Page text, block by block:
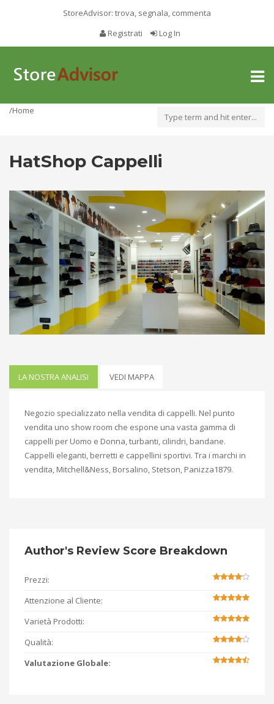
StoreAdvisor: trova, segnala, commenta
Registrati
Log In
Toggle
/Home
HatShop Cappelli
LA NOSTRA ANALISI VEDI MAPPA
Negozio specializzato nella vendita di cappelli. Nel punto
vendita uno show room che espone una vasta gamma di
cappelli per Uomo e Donna, turbanti, cilindri, bandane.
Cappelli eleganti, berretti e cappellini sportivi. Tra i marchi in
vendita, Mitchell&Ness, Borsalino, Stetson, Panizza1879.
Author's Review Score Breakdown
Prezzi:
Attenzione al Cliente:
Varietà Prodotti:
Qualità:
Valutazione Globale: